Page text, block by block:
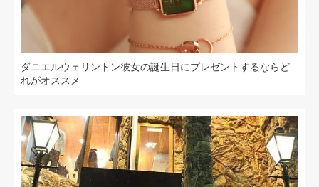
ダニエルウェリントン彼女の誕生日にプレゼントするならど
れがオススメ